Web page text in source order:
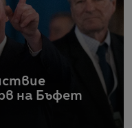
на Бъфет